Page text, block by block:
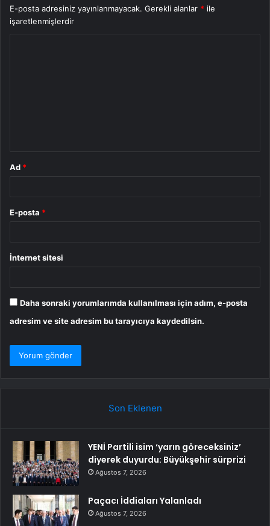
E-posta adresiniz yayınlanmayacak. Gerekli alanlar * ile
işaretlenmişlerdir
Ad *
E-posta *
İnternet sitesi
Daha sonraki yorumlarımda kullanılması için adım, e-posta
adresim ve site adresim bu tarayıcıya kaydedilsin.
Son Eklenen
YENİ Partili isim ‘yarın göreceksiniz’
diyerek duyurdu: Büyükşehir sürprizi
Ağustos 7, 2026
Paçacı İddiaları Yalanladı
Ağustos 7, 2026